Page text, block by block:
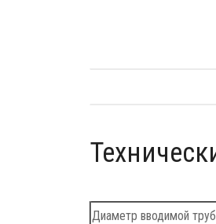
Диаметр вводимой